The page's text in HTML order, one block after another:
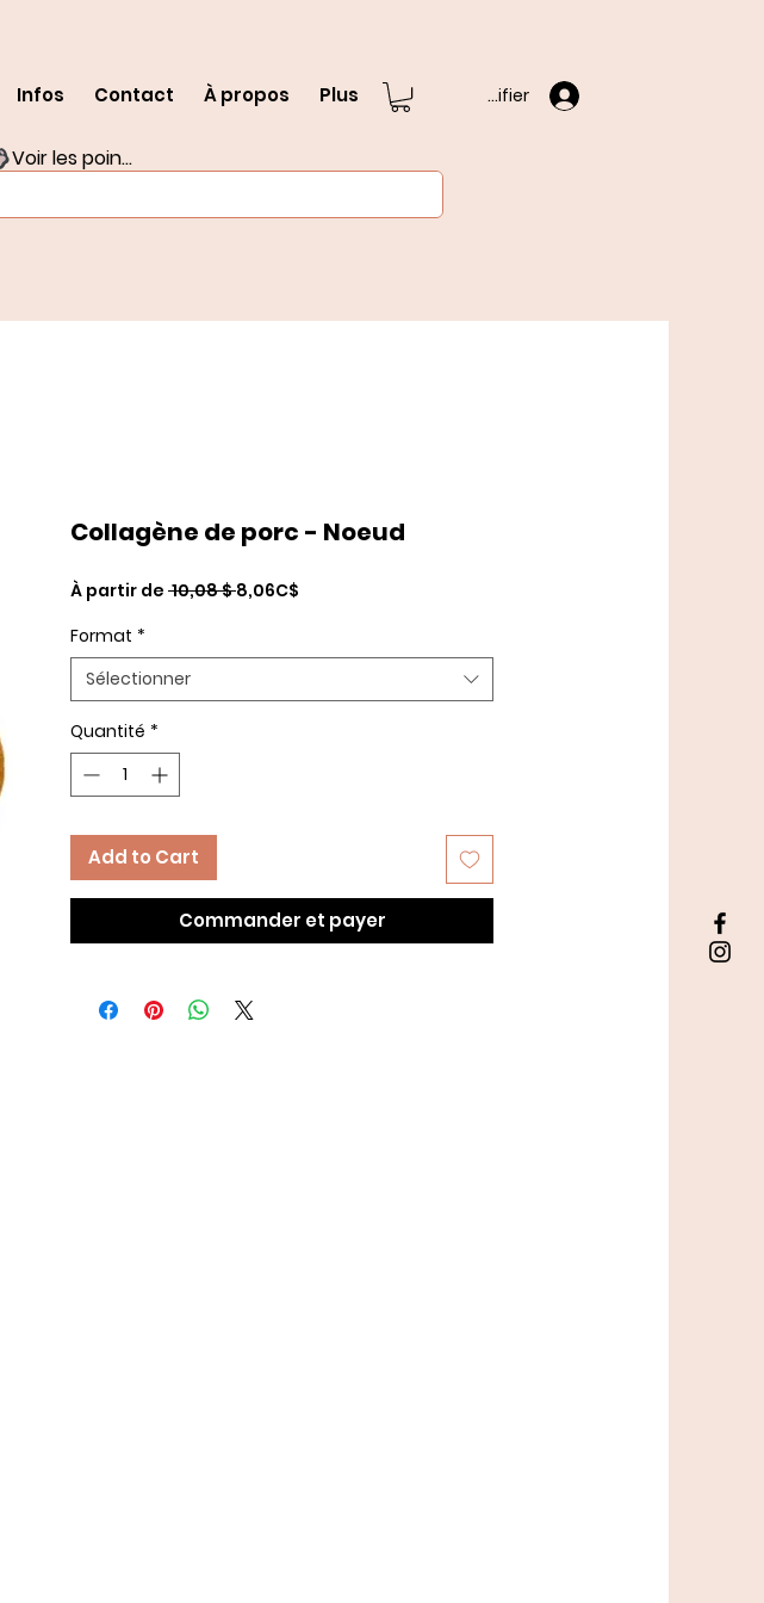
Infos Contact À propos Plus
Voir les points
S'identifier
Collagène de porc - Noeud
À partir de 10,08 $ Prix
8,06C$
Format *
Sélectionner
Quantité *
Add to Cart
Commander et payer